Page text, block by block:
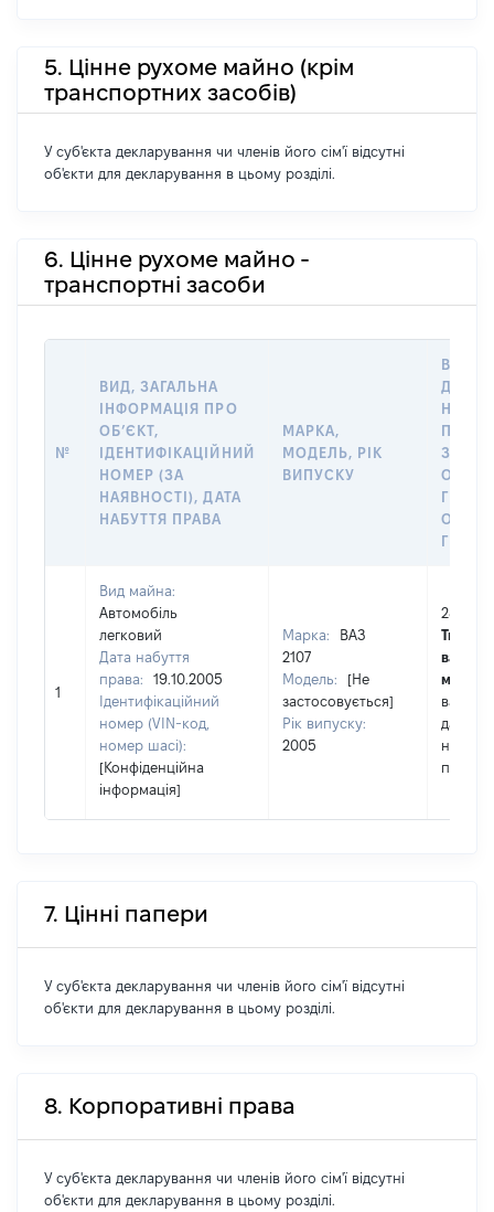
5. Цінне рухоме майно (крім
транспортних засобів)
У суб'єкта декларування чи членів його сім'ї відсутні
об'єкти для декларування в цьому розділі.
6. Цінне рухоме майно -
транспортні засоби
№
ВИД, ЗАГАЛЬНА
ІНФОРМАЦІЯ ПРО
ОБʼЄКТ,
ІДЕНТИФІКАЦІЙНИЙ
НОМЕР (ЗА
НАЯВНОСТІ), ДАТА
НАБУТТЯ ПРАВА
МАРКА,
МОДЕЛЬ, РІК
ВИПУСКУ
ДАТУ
ЗА
ГРН
1
Вид майна:
Автомобіль
легковий
Дата набуття
права:
19.10.2005
Ідентифікаційний
номер (VIN-код,
номер шасі):
[Конфіденційна
інформація]
Марка:
ВАЗ
2107
Модель:
[Не
застосовується]
Рік випуску:
2005
28725
Тип
майна:
дату
набуття
права
7. Цінні папери
У суб'єкта декларування чи членів його сім'ї відсутні
об'єкти для декларування в цьому розділі.
8. Корпоративні права
У суб'єкта декларування чи членів його сім'ї відсутні
об'єкти для декларування в цьому розділі.